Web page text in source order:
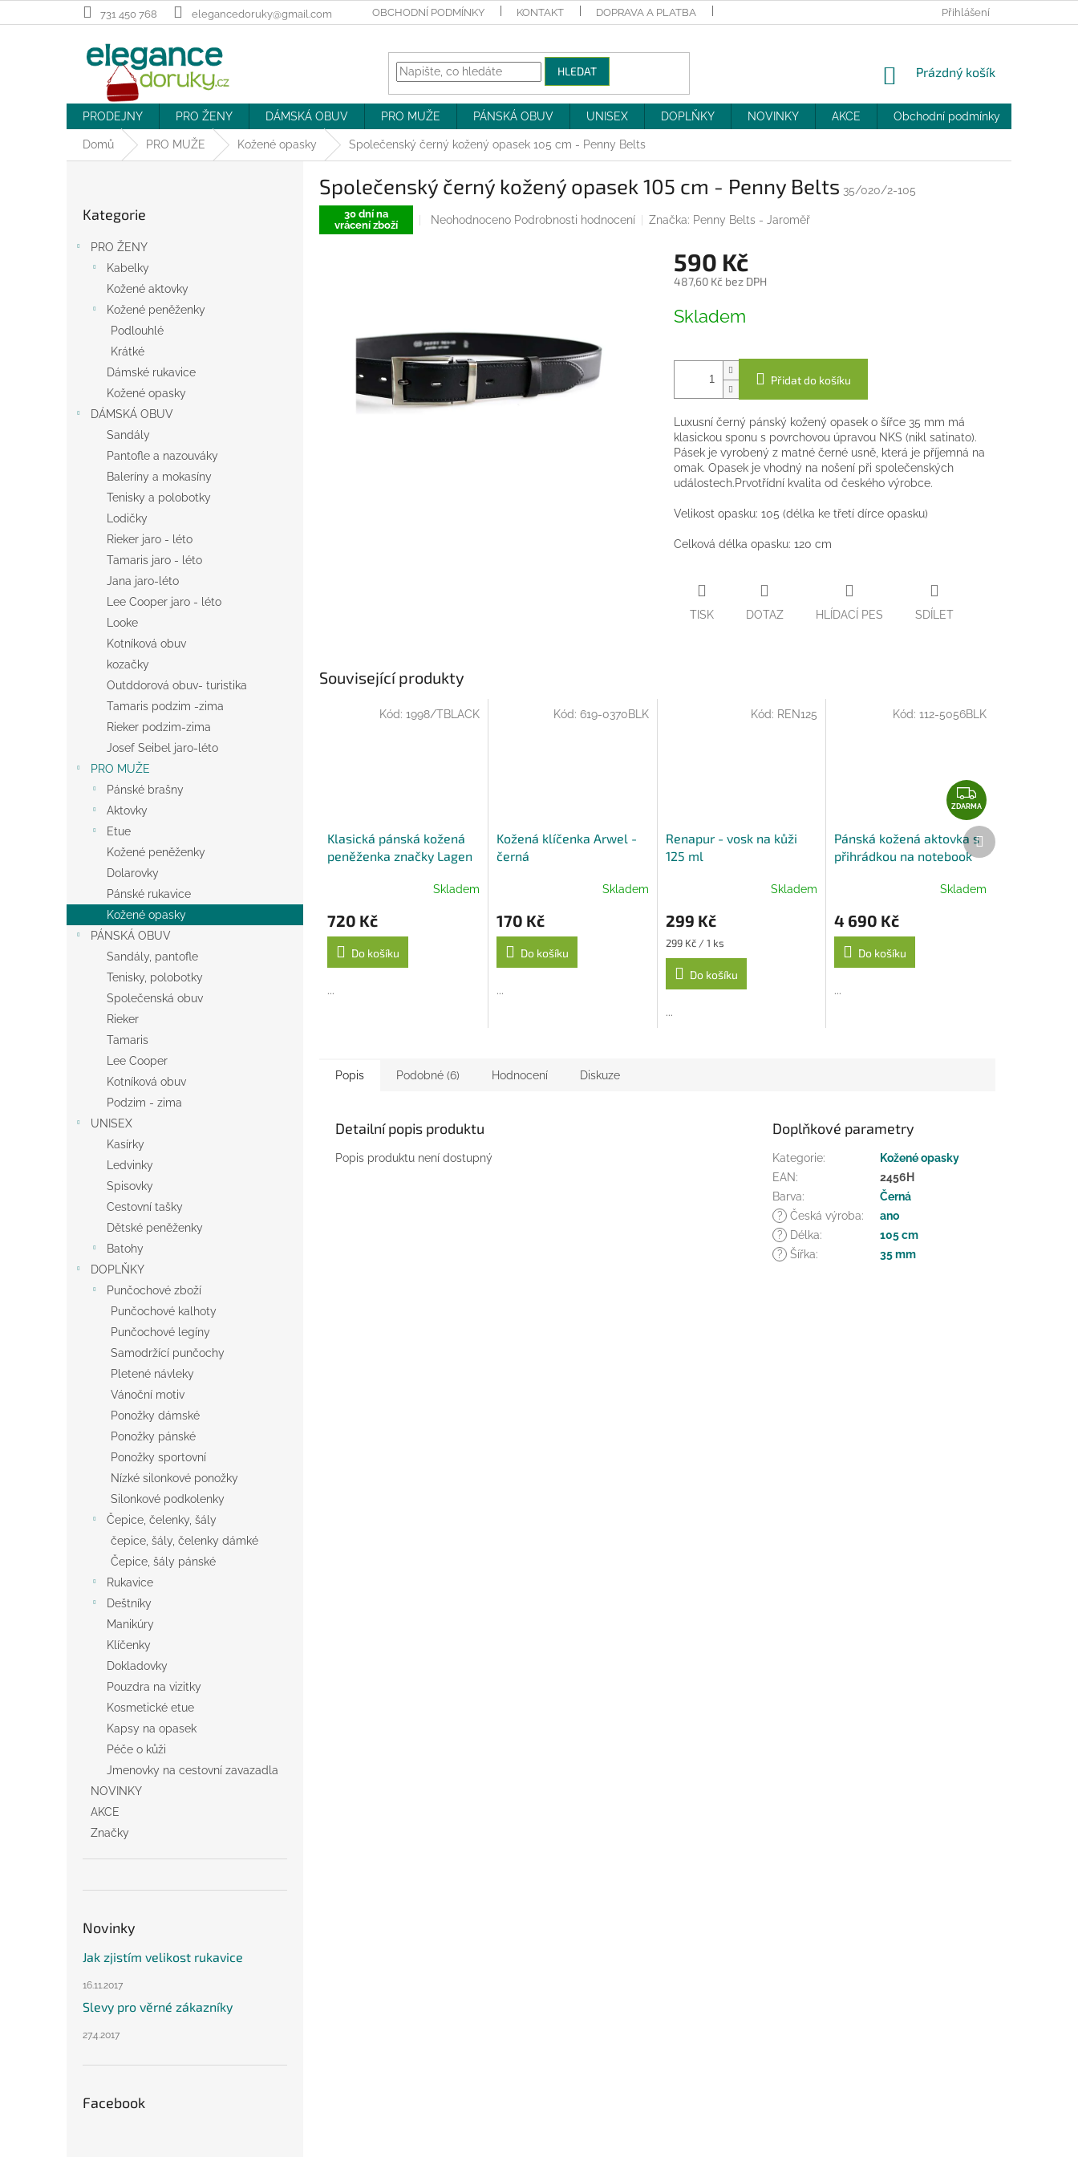
na
731 450 768 elegancedoruky@gmail.com OBCHODNÍ PODMÍNKY KONTAKT DOPRAVA A PLATBA MOJE OBJEDNÁVKA
Přihlášení
HLEDAT
NÁKUPNÍ
Prázdný košík
PRODEJNY PRO ŽENY DÁMSKÁ OBUV PRO MUŽE PÁNSKÁ OBUV UNISEX DOPLŇKY NOVINKY AKCE Obchodní podmínky
Domů PRO MUŽE Kožené opasky Společenský černý kožený opasek 105 cm - Penny Belts
kategorie
Kategorie
PRO ŽENY
Kabelky
Kožené aktovky
Kožené peněženky
Podlouhlé
Krátké
Dámské rukavice
Kožené opasky
DÁMSKÁ OBUV
Sandály
Pantofle a nazouváky
Baleríny a mokasíny
Tenisky a polobotky
Lodičky
Rieker jaro - léto
Tamaris jaro - léto
Jana jaro-léto
Lee Cooper jaro - léto
Looke
Kotníková obuv
kozačky
Outddorová obuv- turistika
Tamaris podzim -zima
Rieker podzim-zima
Josef Seibel jaro-léto
PRO MUŽE
Pánské brašny
Aktovky
Etue
Kožené peněženky
Dolarovky
Pánské rukavice
Kožené opasky
PÁNSKÁ OBUV
Sandály, pantofle
Tenisky, polobotky
Společenská obuv
Rieker
Tamaris
Lee Cooper
Kotníková obuv
Podzim - zima
UNISEX
Kasírky
Ledvinky
Spisovky
Cestovní tašky
Dětské peněženky
Batohy
DOPLŇKY
Punčochové zboží
Punčochové kalhoty
Punčochové legíny
Samodržící punčochy
Pletené návleky
Vánoční motiv
Ponožky dámské
Ponožky pánské
Ponožky sportovní
Nízké silonkové ponožky
Silonkové podkolenky
Čepice, čelenky, šály
čepice, šály, čelenky dámké
Čepice, šály pánské
Rukavice
Deštníky
Manikúry
Klíčenky
Dokladovky
Pouzdra na vizitky
Kosmetické etue
Kapsy na opasek
Péče o kůži
Jmenovky na cestovní zavazadla
NOVINKY
AKCE
Značky
Novinky
Jak zjistím velikost rukavice
16.11.2017
Slevy pro věrné zákazníky
27.4.2017
Facebook
Společenský černý kožený opasek 105 cm - Penny Belts 35/020/2-105
30 dní na
vrácení zboží
Průměrné
Neohodnoceno Podrobnosti hodnocení Značka: Penny Belts - Jaroměř
590 Kč
487,60 Kč bez DPH
cena:
Skladem
Přidat do košíku
Luxusní černý pánský kožený opasek o šířce 35 mm má
klasickou sponu s povrchovou úpravou NKS (nikl satinato).
Pásek je vyrobený z matné černé usně, která je příjemná na
omak. Opasek je vhodný na nošení při společenských
událostech.Prvotřídní kvalita od českého výrobce.
Velikost opasku: 105 (délka ke třetí dírce opasku)
Celková délka opasku: 120 cm
TISK DOTAZ HLÍDACÍ PES SDÍLET
Související produkty
Klasická pánská kožená
peněženka značky Lagen
Skladem
720 Kč
Do košíku
...
Kód: 1998/TBLACK
Kožená klíčenka Arwel -
černá
Skladem
170 Kč
Do košíku
...
Kód: 619-0370BLK
Renapur - vosk na kůži
125 ml
Skladem
299 Kč
Měrná
cena:
299 Kč / 1 ks
Do košíku
...
Kód: REN125
Z
D
A
R
A
ZDARMA
Pánská kožená aktovka s
přihrádkou na notebook
Skladem
4 690 Kč
Do košíku
...
Kód: 112-5056BLK
Další
produkt
Popis Podobné (6) Hodnocení Diskuze
Detailní popis produktu
Popis produktu není dostupný
Doplňkové parametry
Kategorie:
Kožené opasky
EAN:
2456H
Barva:
Černá
?
Česká výroba:
ano
?
Délka:
105 cm
?
Šířka: 35 mm